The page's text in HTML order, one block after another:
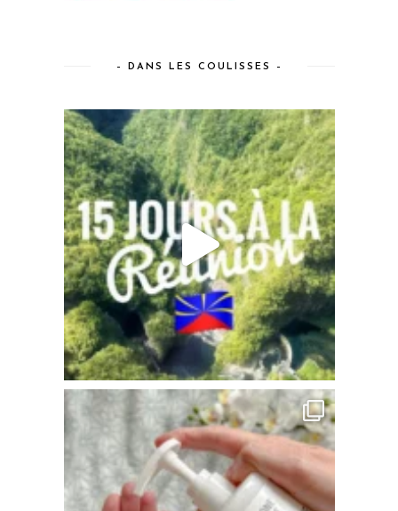
– DANS LES COULISSES –